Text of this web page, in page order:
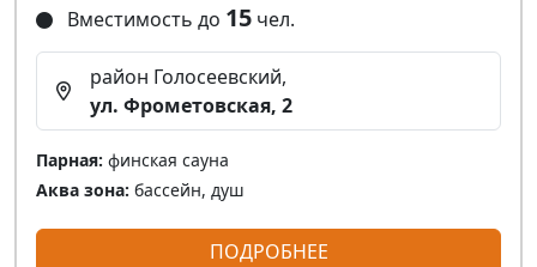
Вместимость до 15 чел.
район Голосеевский,
ул. Фрометовская, 2
Парная: финская сауна
Аква зона: бассейн, душ
ПОДРОБНЕЕ